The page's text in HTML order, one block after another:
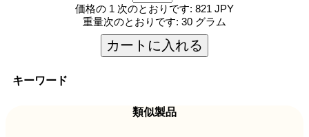
価格の 1 次のとおりです: 821 JPY
重量次のとおりです: 30 グラム
カートに入れる
キーワード
類似製品